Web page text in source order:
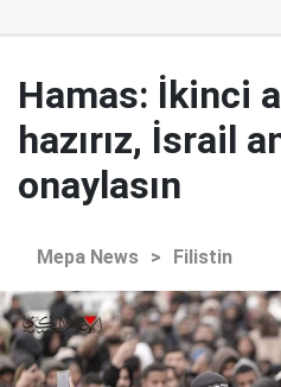
Hamas: İkinci
hazırız, İsrail
onaylasın
Mepa News > Filistin